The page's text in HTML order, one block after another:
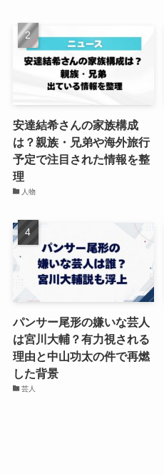
安達結希さんの家族構成
は？親族・兄弟や海外旅行
予定で注目された情報を整
理
人物
パンサー尾形の嫌いな芸人
は宮川大輔？有力視される
理由と中山功太の件で再燃
した背景
芸人